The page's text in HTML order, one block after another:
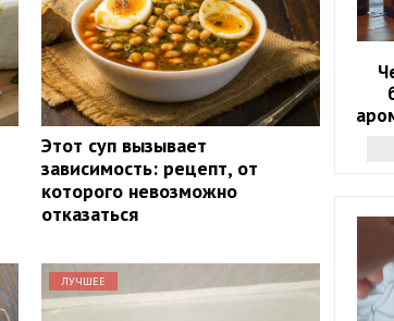
Этот суп вызывает
зависимость: рецепт, от
которого невозможно
отказаться
ЛУЧШЕЕ